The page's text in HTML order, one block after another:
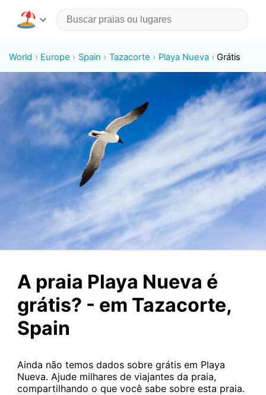
World Europe Spain Tazacorte Playa Nueva Grátis
A praia Playa Nueva é
grátis? - em Tazacorte,
Spain
Ainda não temos dados sobre grátis em Playa
Nueva. Ajude milhares de viajantes da praia,
compartilhando o que você sabe sobre esta praia.